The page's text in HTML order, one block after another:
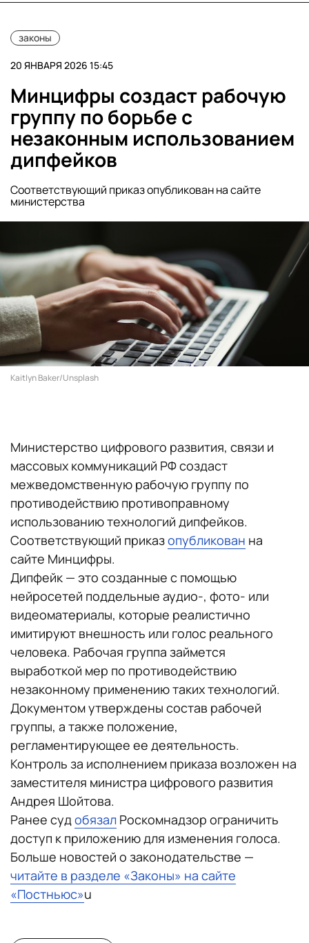
законы
20 ЯНВАРЯ 2026 15:45
Минцифры создаст рабочую
группу по борьбе с
незаконным использованием
дипфейков
Соответствующий приказ опубликован на сайте
министерства
Kaitlyn Baker/Unsplash
Министерство цифрового развития, связи и
массовых коммуникаций РФ создаст
межведомственную рабочую группу по
противодействию противоправному
использованию технологий дипфейков.
Соответствующий приказопубликован на
сайте Минцифры.
Дипфейк — это созданные с помощью
нейросетей поддельные аудио-, фото- или
видеоматериалы, которые реалистично
имитируют внешность или голос реального
человека. Рабочая группа займется
выработкой мер по противодействию
незаконному применению таких технологий.
Документом утверждены состав рабочей
группы, а также положение,
регламентирующее ее деятельность.
Контроль за исполнением приказа возложен на
заместителя министра цифрового развития
Андрея Шойтова.
Ранее судобязал Роскомнадзор ограничить
доступ к приложению для изменения голоса.
Больше новостей о законодательстве —
читайте в разделе «Законы» на сайте
«Постньюс»u